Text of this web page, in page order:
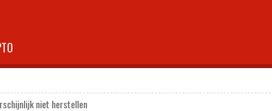
niet herstellen